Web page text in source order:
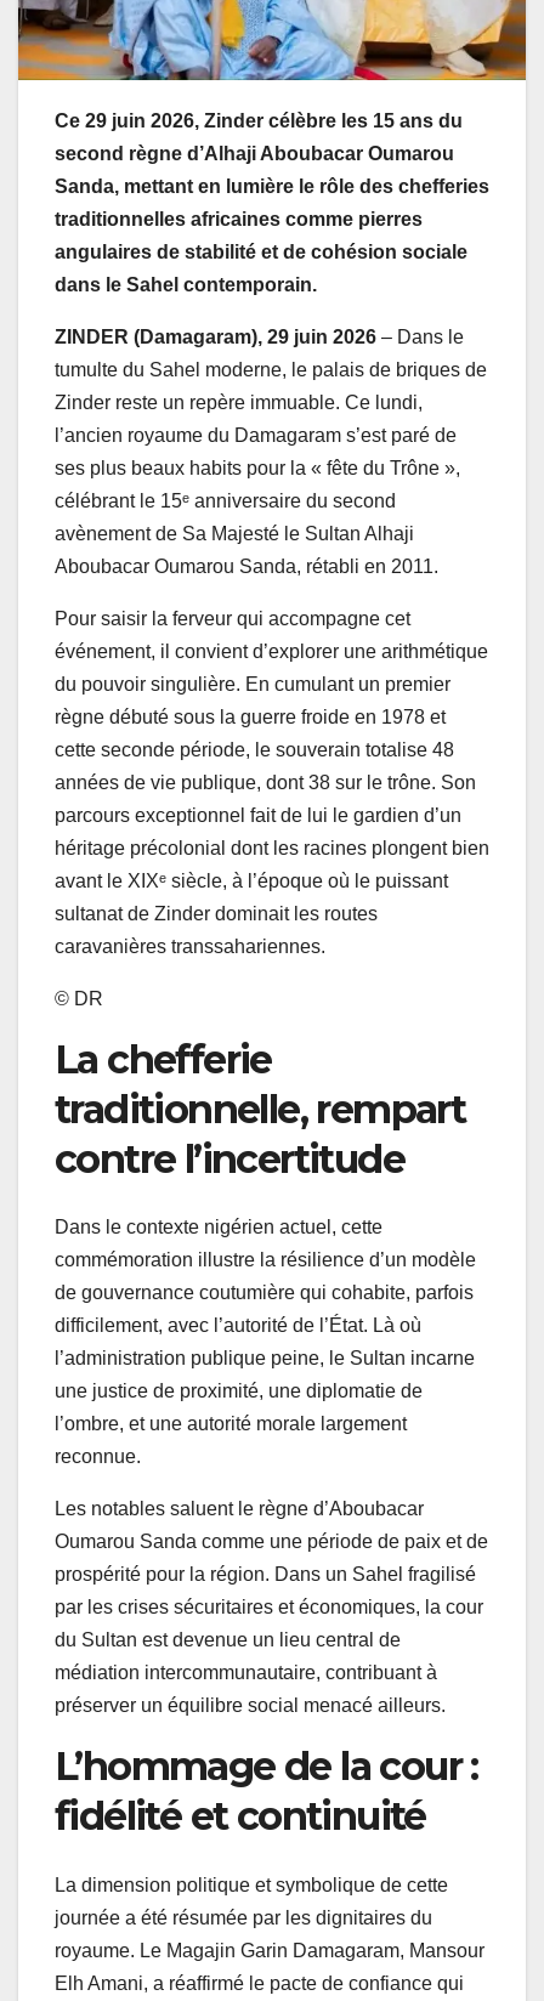
Ce 29 juin 2026, Zinder célèbre les 15 ans du
second règne d’Alhaji Aboubacar Oumarou
Sanda, mettant en lumière le rôle des chefferies
traditionnelles africaines comme pierres
angulaires de stabilité et de cohésion sociale
dans le Sahel contemporain.
ZINDER (Damagaram), 29 juin 2026 – Dans le
tumulte du Sahel moderne, le palais de briques de
Zinder reste un repère immuable. Ce lundi,
l’ancien royaume du Damagaram s’est paré de
ses plus beaux habits pour la « fête du Trône »,
célébrant le 15ᵉ anniversaire du second
avènement de Sa Majesté le Sultan Alhaji
Aboubacar Oumarou Sanda, rétabli en 2011.
Pour saisir la ferveur qui accompagne cet
événement, il convient d’explorer une arithmétique
du pouvoir singulière. En cumulant un premier
règne débuté sous la guerre froide en 1978 et
cette seconde période, le souverain totalise 48
années de vie publique, dont 38 sur le trône. Son
parcours exceptionnel fait de lui le gardien d’un
héritage précolonial dont les racines plongent bien
avant le XIXᵉ siècle, à l’époque où le puissant
sultanat de Zinder dominait les routes
caravanières transsahariennes.
© DR
La chefferie
traditionnelle, rempart
contre l’incertitude
Dans le contexte nigérien actuel, cette
commémoration illustre la résilience d’un modèle
de gouvernance coutumière qui cohabite, parfois
difficilement, avec l’autorité de l’État. Là où
l’administration publique peine, le Sultan incarne
une justice de proximité, une diplomatie de
l’ombre, et une autorité morale largement
reconnue.
Les notables saluent le règne d’Aboubacar
Oumarou Sanda comme une période de paix et de
prospérité pour la région. Dans un Sahel fragilisé
par les crises sécuritaires et économiques, la cour
du Sultan est devenue un lieu central de
médiation intercommunautaire, contribuant à
préserver un équilibre social menacé ailleurs.
L’hommage de la cour :
fidélité et continuité
La dimension politique et symbolique de cette
journée a été résumée par les dignitaires du
royaume. Le Magajin Garin Damagaram, Mansour
Elh Amani, a réaffirmé le pacte de confiance qui